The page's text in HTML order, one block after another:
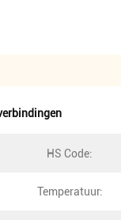
HS Code:
Temperatuur: